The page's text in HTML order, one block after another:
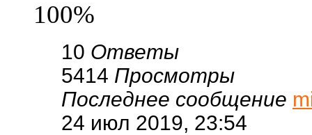
100%
10 Ответы
5414 Просмотры
Последнее сообщение
24 июл 2019, 23:54